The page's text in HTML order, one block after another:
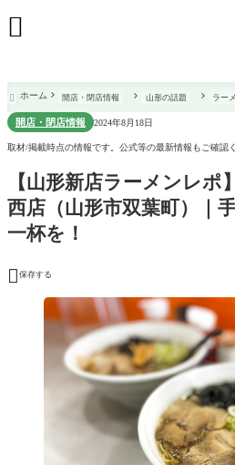

 ホーム 開店・閉店情報 山形の話題 ラー
開店・閉店情報 2024年8月18日
取材/掲載時点の情報です。公式等の最新情報もご確認
【山形新店ラーメンレポ
西店（山形市双葉町）｜
一杯を！
 保存する